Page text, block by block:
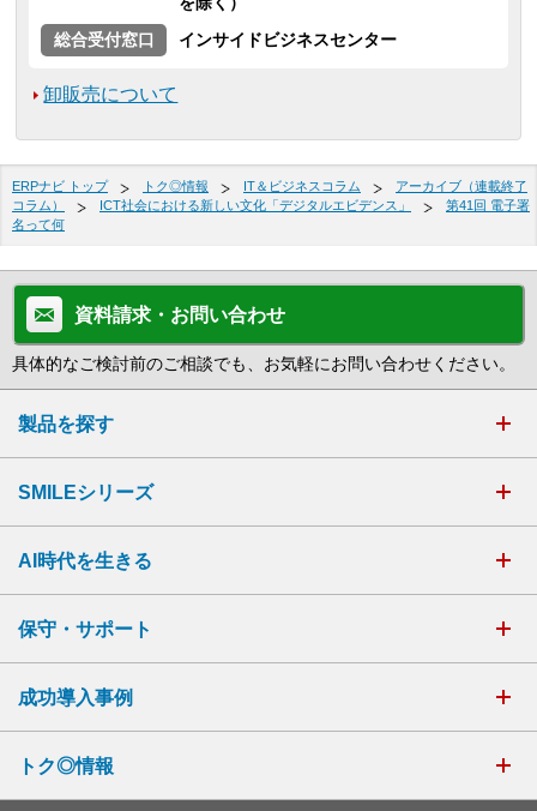
総合受付窓口
インサイドビジネスセンター
卸販売について
ERPナビ トップ トク◎情報 IT＆ビジネスコラム
アーカイブ（連載終了
コラム）
ICT社会における新しい文化「デジタルエビデンス」
第41回 電子署
名って何
資料請求・お問い合わせ
具体的なご検討前のご相談でも、お気軽にお問い合わせください。
製品を探す
SMILEシリーズ
AI時代を生きる
保守・サポート
成功導入事例
トク◎情報